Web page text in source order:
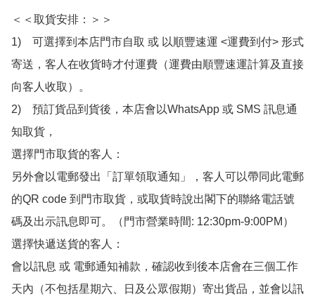
＜＜取貨安排：＞＞
1)　可選擇到本店門市自取 或 以順豐速運 <運費到付> 形式
寄送，客人在收貨時才付運費（運費由順豐速運計算及直接
向客人收取）。
2)　預訂貨品到貨後，本店會以WhatsApp 或 SMS 訊息通
知取貨，
選擇門市取貨的客人：
另外會以電郵發出「訂單領取通知」，客人可以帶同此電郵
的QR code 到門市取貨，或取貨時說出閣下的聯絡電話號
碼及出示訊息即可。（門市營業時間: 12:30pm-9:00PM）
選擇快遞送貨的客人：
會以訊息 或 電郵通知補款，確認收到後本店會在三個工作
天內（不包括星期六、日及公眾假期）寄出貨品，並會以訊